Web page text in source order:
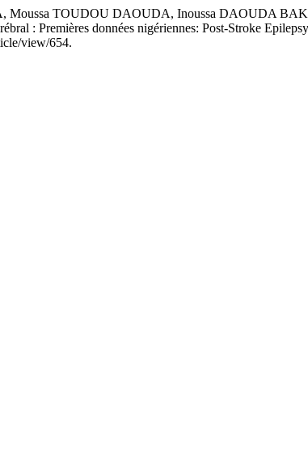
TOUDOU DAOUDA, Inoussa DAOUDA
: Premières données nigériennes: Post-Stroke
view/654.